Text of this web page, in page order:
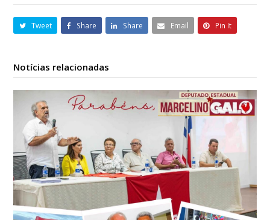
Tweet Share Share Email Pin It
Notícias relacionadas